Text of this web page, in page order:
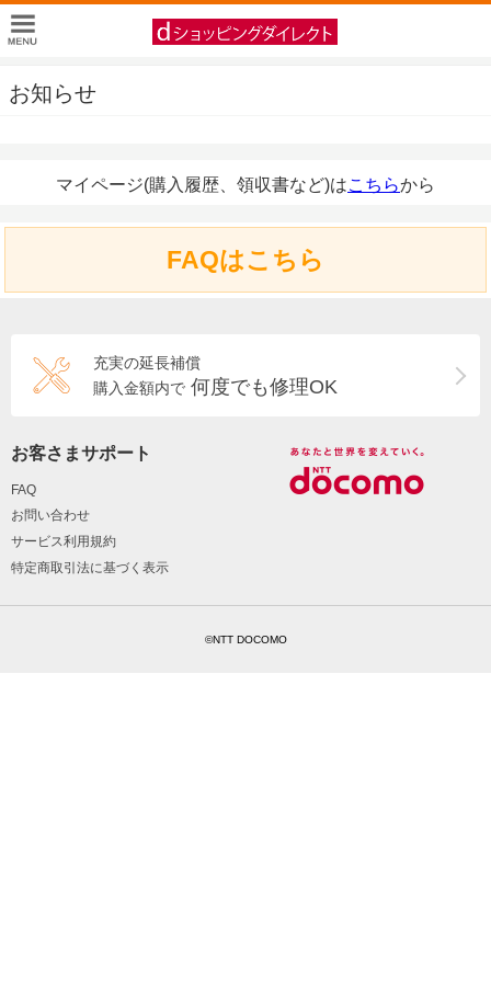
お知らせ
マイページ(購入履歴、領収書など)はこちらから
FAQはこちら
充実の延長補償
購入金額内で 何度でも修理OK
お客さまサポート
FAQ
お問い合わせ
サービス利用規約
特定商取引法に基づく表示
©NTT DOCOMO